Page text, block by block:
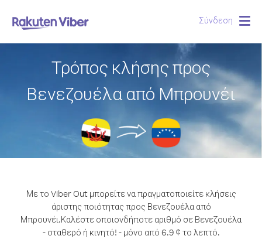
Σύνδεση
Τρόπος κλήσης προς
Βενεζουέλα από Μπρουνέι
Με το Viber Out μπορείτε να πραγματοποιείτε κλήσεις
άριστης ποιότητας προς Βενεζουέλα από
Μπρουνέι.Καλέστε οποιονδήποτε αριθμό σε Βενεζουέλα
- σταθερό ή κινητό! - μόνο από 6.9 ¢ το λεπτό.